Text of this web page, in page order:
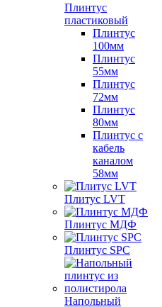
Плинтус
пластиковый
Плинтус
100мм
Плинтус
55мм
Плинтус
72мм
Плинтус
80мм
Плинтус с
кабель
каналом
58мм
Плитус LVT
Плинтус МДФ
Плинтус SPC
Напольный